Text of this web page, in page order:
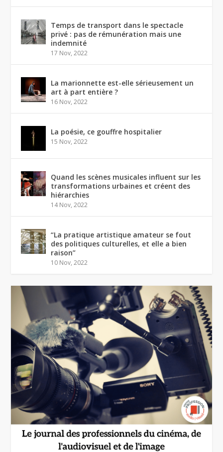
Temps de transport dans le spectacle
privé : pas de rémunération mais une
indemnité
17 Nov, 2022
La marionnette est-elle sérieusement un
art à part entière ?
16 Nov, 2022
La poésie, ce gouffre hospitalier
15 Nov, 2022
Quand les scènes musicales influent sur les
transformations urbaines et créent des
hiérarchies
14 Nov, 2022
“La pratique artistique amateur se fout
des politiques culturelles, et elle a bien
raison”
10 Nov, 2022